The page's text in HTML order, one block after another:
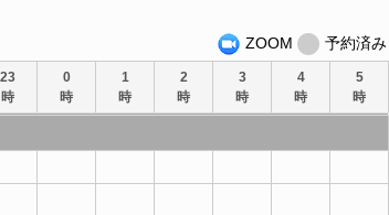
ZOOM 予約済み
23
時
0
時
1
時
2
時
3
時
4
時
5
時